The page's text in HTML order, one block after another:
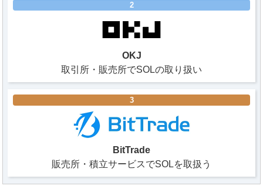
2
OKJ
取引所・販売所でSOLの取り扱い
3
BitTrade
販売所・積立サービスでSOLを取扱う